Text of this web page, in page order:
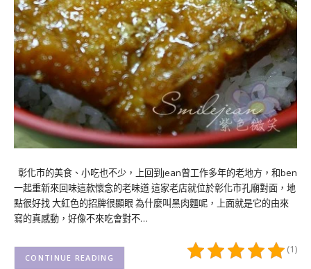
彰化市的美食、小吃也不少，上回到jean曾工作多年的老地方，和ben
一起重新來回味這款懷念的老味道 這家老店就位於彰化市孔廟對面，地
點很好找 大紅色的招牌很顯眼 為什麼叫黑肉麵呢，上面就是它的由來
寫的真感動，好像不來吃會對不…
(1)
CONTINUE READING